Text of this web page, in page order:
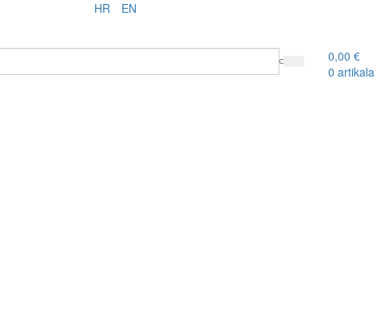
HR EN
0,00 €
0 artikala